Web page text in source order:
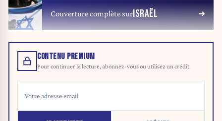
Couverture complète surISRAËL
CONTENU PREMIUM
Pour continuer la lecture, abonnez-vous ou utilisez un crédit.